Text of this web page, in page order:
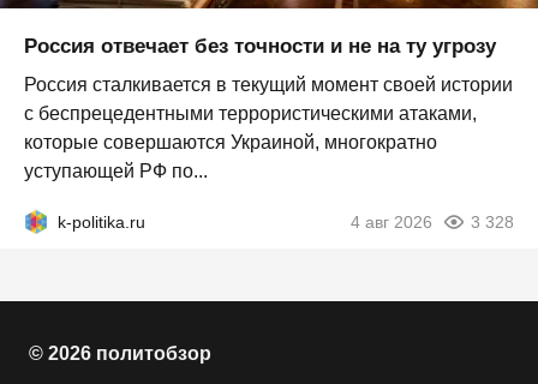
Россия отвечает без точности и не на ту угрозу
Россия сталкивается в текущий момент своей истории
с беспрецедентными террористическими атаками,
которые совершаются Украиной, многократно
уступающей РФ по...
k-politika.ru 4 авг 2026 3 328
© 2026 политобзор